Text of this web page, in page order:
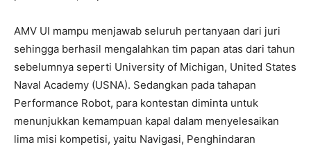
AMV UI mampu menjawab seluruh pertanyaan dari juri
sehingga berhasil mengalahkan tim papan atas dari tahun
sebelumnya seperti University of Michigan, United States
Naval Academy (USNA). Sedangkan pada tahapan
Performance Robot, para kontestan diminta untuk
menunjukkan kemampuan kapal dalam menyelesaikan
lima misi kompetisi, yaitu Navigasi, Penghindaran